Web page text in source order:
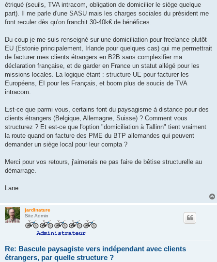
étriqué (seuils, TVA intracom, obligation de domicilier le siège quelque
part). Il me parle d'une SASU mais les charges sociales du président me
font reculer dès qu'on franchit 30-40k€ de bénéfices.
Du coup je me suis renseigné sur une domiciliation pour freelance plutôt
EU (Estonie principalement, Irlande pour quelques cas) qui me permettrait
de facturer mes clients étrangers en B2B sans complexifier ma
déclaration française, et de garder en France un statut allégé pour les
missions locales. La logique étant : structure UE pour facturer les
Européens, EI pour les Français, et boom plus de soucis de TVA
intracom.
Est-ce que parmi vous, certains font du paysagisme à distance pour des
clients étrangers (Belgique, Allemagne, Suisse) ? Comment vous
structurez ? Et est-ce que l'option "domiciliation à Tallinn" tient vraiment
la route quand on facture des PME du BTP allemandes qui peuvent
demander un siège local pour leur compta ?
Merci pour vos retours, j'aimerais ne pas faire de bêtise structurelle au
démarrage.
Lane
jardinature
Site Admin
Re: Bascule paysagiste vers indépendant avec clients
étrangers, par quelle structure ?